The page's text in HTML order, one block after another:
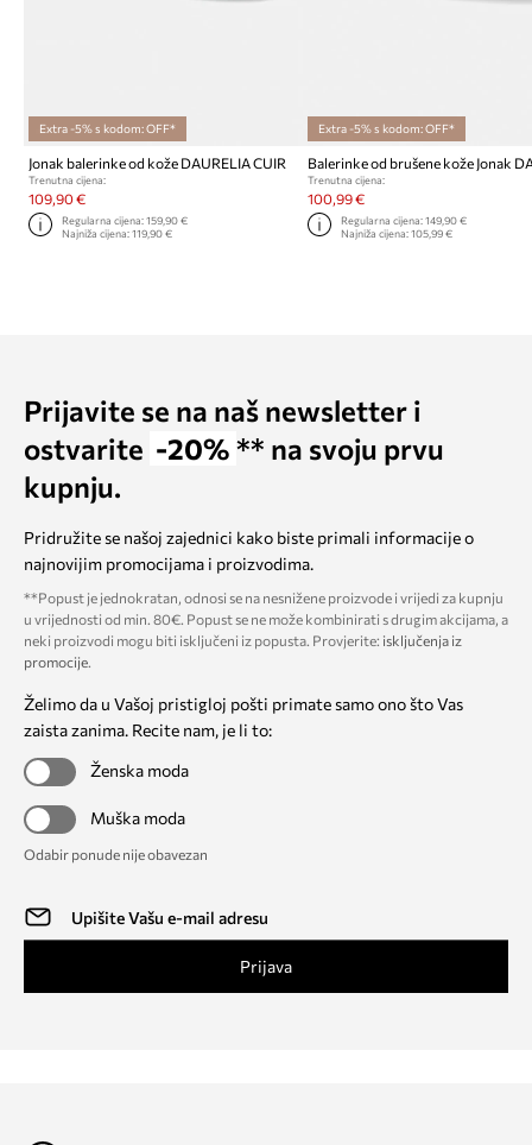
Extra -5% s kodom: OFF*
Jonak balerinke od kože DAURELIA CUIR
Trenutna cijena:
109,90 €
Regularna cijena:159,90 €
Najniža cijena:119,90 €
Extra -5% s kodom: OFF*
Trenutna cijena:
100,99 €
Regularna cijena: 149,90 €
Najniža cijena: 105,99 €
Prijavite se na naš newsletter i
ostvarite -20% ** na svoju prvu
kupnju.
Pridružite se našoj zajednici kako biste primali informacije o
najnovijim promocijama i proizvodima.
**Popust je jednokratan, odnosi se na nesnižene proizvode i vrijedi za kupnju
u vrijednosti od min. 80€. Popust se ne može kombinirati s drugim akcijama, a
neki proizvodi mogu biti isključeni iz popusta. Provjerite: isključenja iz
promocije.
Želimo da u Vašoj pristigloj pošti primate samo ono što Vas
zaista zanima. Recite nam, je li to:
Ženska moda
Muška moda
Odabir ponude nije obavezan
Prijava